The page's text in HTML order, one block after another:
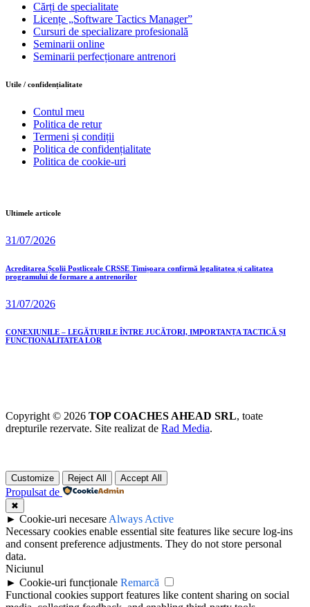
Cărți de specialitate
Licențe „Software Tactics Manager”
Cursuri de specializare profesională
Seminarii online
Seminarii perfecționare antrenori
Utile / confidențialitate
Contul meu
Politica de retur
Termeni și condiții
Politica de confidențialitate
Politica de cookie-uri
Ultimele articole
31/07/2026
Acreditarea Școlii Postliceale CRSSE Timișoara confirmă legalitatea și calitatea
programului de formare a antrenorilor
31/07/2026
CONEXIUNILE – LEGĂTURILE ÎNTRE JUCĂTORI, IMPORTANȚA TACTICĂ ȘI
FUNCȚIONALITATEA LOR
Copyright © 2026 TOP COACHES AHEAD SRL, toate
drepturile rezervate. Site realizat de Rad Media.
Customize Reject All Accept All
Propulsat de
✖
► Cookie-uri necesare Always Active
Necessary cookies enable essential site features like secure log-ins
and consent preference adjustments. They do not store personal
data.
Niciunul
► Cookie-uri funcționale Remarcă
Functional cookies support features like content sharing on social